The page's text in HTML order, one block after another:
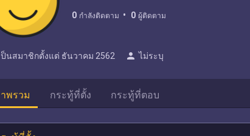
0 กำลังติดตาม 0 ผู้ติดตาม
ป็นสมาชิกตั้งแต่ ธันวาคม 2562 person ไม่ระบุ
พรวม กระทู้ที่ตั้ง กระทู้ที่ตอบ